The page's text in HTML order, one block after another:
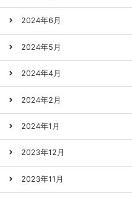
2024年6月
2024年5月
2024年4月
2024年2月
2024年1月
2023年12月
2023年11月